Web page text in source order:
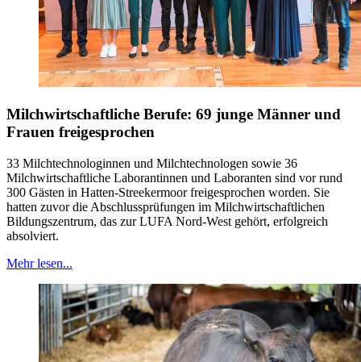
Milchwirtschaftliche Berufe: 69 junge Männer und
Frauen freigesprochen
33 Milchtechnologinnen und Milchtechnologen sowie 36
Milchwirtschaftliche Laborantinnen und Laboranten sind vor rund
300 Gästen in Hatten-Streekermoor freigesprochen worden. Sie
hatten zuvor die Abschlussprüfungen im Milchwirtschaftlichen
Bildungszentrum, das zur LUFA Nord-West gehört, erfolgreich
absolviert.
Mehr lesen...